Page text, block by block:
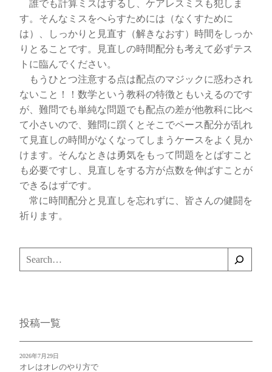
誰でも計算ミスはするし、ケアレスミスも犯しま
す。そんなミスをへらすためには（なくすために
は）、しっかりと見直す（解きなおす）時間をしっか
りとることです。見直しの時間配分も考えて必ずテス
トに臨んでください。
もうひとつ注意する点は配点のマジックに惑わされ
ないこと！！数学という教科の特徴ともいえるのです
が、難問でも単純な問題でも配点の差が他教科に比べ
て小さいので、難問に躓くとそこでペース配分が乱れ
て見直しの時間がなくなってしまうケースをよく見か
けます。そんなときは勇気をもって問題をとばすこと
も必要ですし、見直しをする方が点数を伸ばすことが
できるはずです。
常に時間配分と見直しを忘れずに、皆さんの健闘を
祈ります。
検
索
投稿一覧
オレはオレのやり方で
2026年7月29日